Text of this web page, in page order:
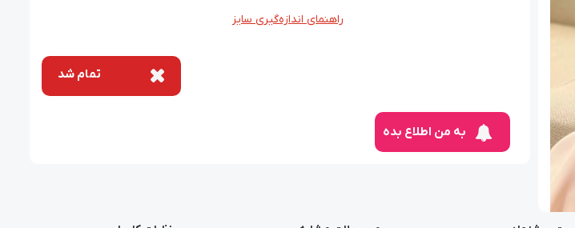
راهنمای اندازه‌گیری سایز
تمام شد
به من اطلاع بده